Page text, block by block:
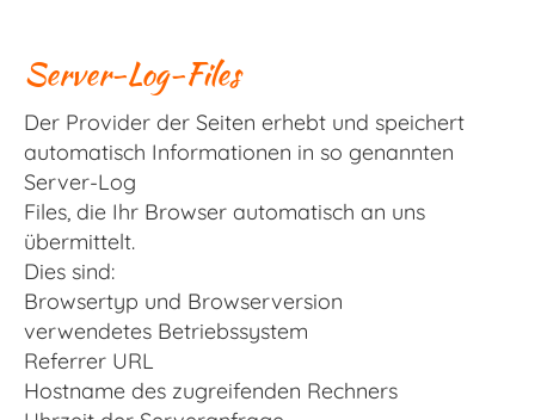
Server-Log-Files
Der Provider der Seiten erhebt und speichert
automatisch Informationen in so genannten
Server-Log
Files, die Ihr Browser automatisch an uns
übermittelt.
Dies sind:
Browsertyp und Browserversion
verwendetes Betriebssystem
Referrer URL
Hostname des zugreifenden Rechners